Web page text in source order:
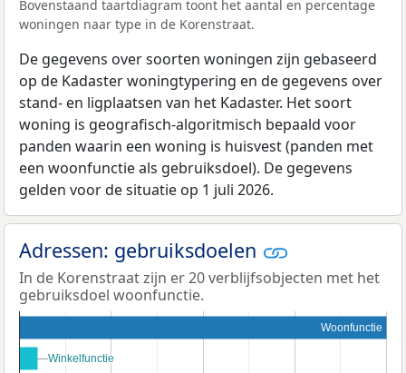
Bovenstaand taartdiagram toont het aantal en percentage
woningen naar type in de Korenstraat.
De gegevens over soorten woningen zijn gebaseerd
op de Kadaster woningtypering en de gegevens over
stand- en ligplaatsen van het Kadaster. Het soort
woning is geografisch-algoritmisch bepaald voor
panden waarin een woning is huisvest (panden met
een woonfunctie als gebruiksdoel). De gegevens
gelden voor de situatie op 1 juli 2026.
Adressen: gebruiksdoelen
In de Korenstraat zijn er 20 verblijfsobjecten met het
gebruiksdoel woonfunctie.
Woonfunctie
Winkelfunctie
Winkelfunctie